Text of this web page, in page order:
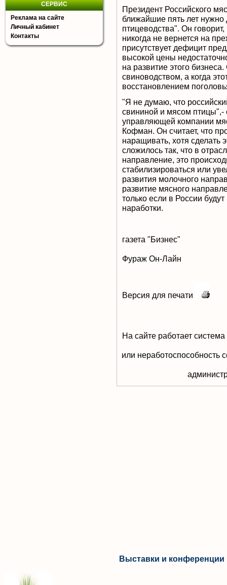
СЕРВИС
Реклама на сайте
Личный кабинет
Контакты
Президент Российского
ближайшие пять лет нужно
птицеводства". Он
никогда не вернется на
присутствует дефицит
высокой цены
на развитие этого
свиноводством, а когда
восстановлением
"Я не думаю, что
свининой и мясом птицы",-
управляющей компании
Кофман. Он считает, что
наращивать, хотя сделать
сложилось так, что в
направление, это
стабилизироваться или
развития молочного
развитие мясного
только если в России
наработки.
газета "Бизнес"
Фураж Он-Лайн
Версия для печати
На сайте работает
или неработоспособность
Выставки и конференции